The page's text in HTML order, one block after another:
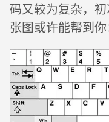
码又较为复杂，
张图或许能帮到你